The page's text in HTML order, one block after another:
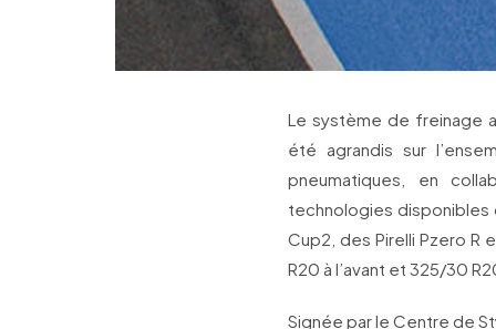
Le système de freinage
été agrandis sur
pneumatiques, en
technologies disponibles
Cup2, des Pirelli Pzero R
R20 à l’avant et 325/30
Signée par le Centre de